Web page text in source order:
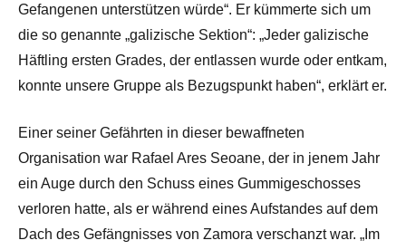
Gefangenen unterstützen würde“. Er kümmerte sich um
die so genannte „galizische Sektion“: „Jeder galizische
Häftling ersten Grades, der entlassen wurde oder entkam,
konnte unsere Gruppe als Bezugspunkt haben“, erklärt er.
Einer seiner Gefährten in dieser bewaffneten
Organisation war Rafael Ares Seoane, der in jenem Jahr
ein Auge durch den Schuss eines Gummigeschosses
verloren hatte, als er während eines Aufstandes auf dem
Dach des Gefängnisses von Zamora verschanzt war. „Im